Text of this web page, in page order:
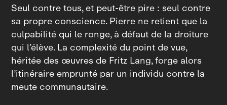
Seul contre tous, et peut‑être pire : seul contre
sa propre conscience. Pierre ne retient que la
culpabilité qui le ronge, à défaut de la droiture
qui l’élève. La complexité du point de vue,
héritée des œuvres de Fritz Lang, forge alors
l’itinéraire emprunté par un individu contre la
meute communautaire.